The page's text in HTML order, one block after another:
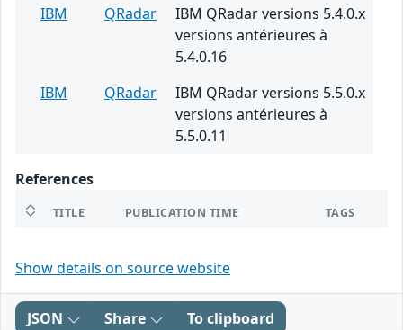
IBM QRadar
IBM QRadar versions 5.4.0.x
versions antérieures à
5.4.0.16
IBM
QRadar
IBM QRadar versions 5.5.0.x
versions antérieures à
5.5.0.11
References
TITLE PUBLICATION TIME TAGS
Show details on source website
JSON Share To clipboard